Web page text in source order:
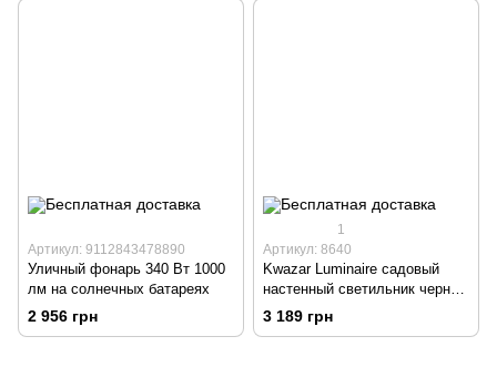
Артикул: 9112843478890
Уличный фонарь 340 Вт 1000
лм на солнечных батареях
2 956 грн
1
Артикул: 8640
Kwazar Luminaire садовый
настенный светильник черный
E27 60 Вт
3 189 грн